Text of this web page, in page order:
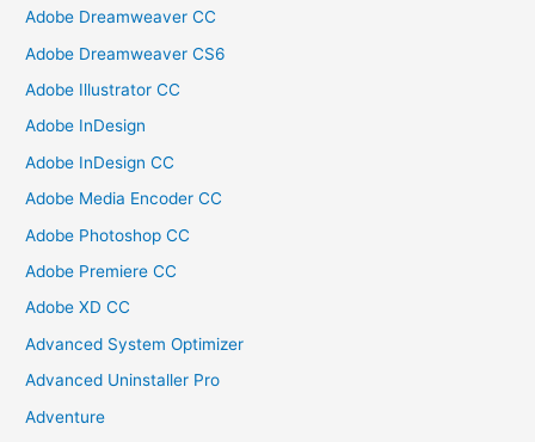
Adobe Dreamweaver CC
Adobe Dreamweaver CS6
Adobe Illustrator CC
Adobe InDesign
Adobe InDesign CC
Adobe Media Encoder CC
Adobe Photoshop CC
Adobe Premiere CC
Adobe XD CC
Advanced System Optimizer
Advanced Uninstaller Pro
Adventure